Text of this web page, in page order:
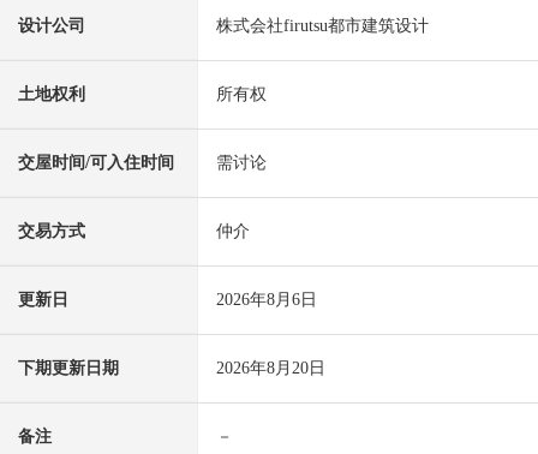
设计公司 株式会社firutsu都市建筑设计
土地权利 所有权
交屋时间/可入住时间 需讨论
交易方式 仲介
更新日 2026年8月6日
下期更新日期 2026年8月20日
备注 －